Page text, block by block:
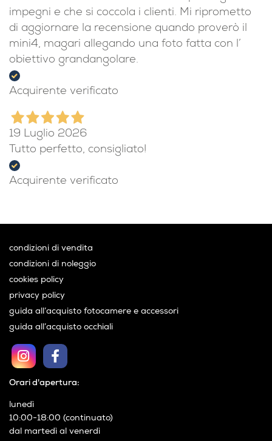
impegni e che si coccola i clienti. Mi riprometto
di aggiornare la recensione quando proverò il
mini4, magari allegando una foto fatta con l’
obiettivo grandangolare.
Acquirente verificato
19 Luglio 2026
Tutto perfetto, consigliato!
Acquirente verificato
Orari d'apertura:
lunedì
10:00-18:00 (continuato)
dal martedì al venerdì
condizioni di vendita
condizioni di noleggio
cookies policy
privacy policy
guida all’acquisto fotocamere e accessori
guida all’acquisto occhiali